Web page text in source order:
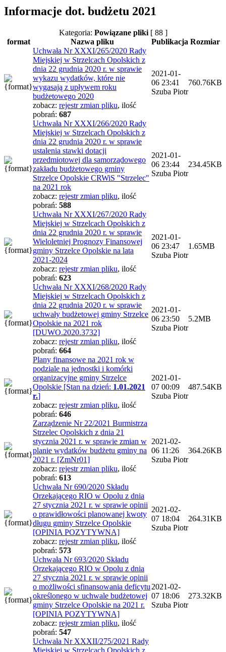
Informacje dot. budżetu 2021
Kategoria: Powiązane pliki[ 88 ]
format
Nazwa pliku Publikacja Rozmiar
Uchwała Nr XXXI/265/2020 Rady
Miejskiej w Strzelcach Opolskich z
dnia 22 grudnia 2020 r. w sprawie
wykazu wydatków, które nie
wygasają z upływem roku
budżetowego 2020
zobacz: rejestr zmian pliku, ilość
pobrań: 687
2021-01-
06 23:41
Szuba Piotr
760.76KB
Uchwała Nr XXXI/266/2020 Rady
Miejskiej w Strzelcach Opolskich z
dnia 22 grudnia 2020 r. w sprawie
ustalenia stawki dotacji
przedmiotowej dla samorządowego
zakładu budżetowego gminy
Strzelce Opolskie CRWiS "Strzelec"
na 2021 rok
zobacz: rejestr zmian pliku, ilość
pobrań: 588
2021-01-
06 23:44
Szuba Piotr
234.45KB
Uchwała Nr XXXI/267/2020 Rady
Miejskiej w Strzelcach Opolskich z
dnia 22 grudnia 2020 r. w sprawie
Wieloletniej Prognozy Finansowej
gminy Strzelce Opolskie na lata
2021-2024
zobacz: rejestr zmian pliku, ilość
pobrań: 623
2021-01-
06 23:47
Szuba Piotr
1.65MB
Uchwała Nr XXXI/268/2020 Rady
Miejskiej w Strzelcach Opolskich z
dnia 22 grudnia 2020 r. w sprawie
uchwały budżetowej gminy Strzelce
Opolskie na 2021 rok
[DUWO.2020.3732]
zobacz: rejestr zmian pliku, ilość
pobrań: 664
2021-01-
06 23:50
Szuba Piotr
5.2MB
Plany finansowe na 2021 rok w
podziale na jednostki i komórki
organizacyjne gminy Strzelce
Opolskie [Stan na dzień: 1.01.2021
r.]
zobacz: rejestr zmian pliku, ilość
pobrań: 646
2021-01-
07 00:09
Szuba Piotr
487.54KB
Zarządzenie Nr 22/2021 Burmistrza
Strzelec Opolskich z dnia 21
stycznia 2021 r. w sprawie zmian w
planie wydatków budżetu gminy na
2021 r. [ZmNr01]
zobacz: rejestr zmian pliku, ilość
pobrań: 613
2021-02-
06 11:26
Szuba Piotr
364.26KB
Uchwała Nr 690/2020 Składu
Orzekającego RIO w Opolu z dnia
27 stycznia 2021 r. w sprawie opinii
o prawidłowości planowanej kwoty
długu gminy Strzelce Opolskie
[OPINIA POZYTYWNA]
zobacz: rejestr zmian pliku, ilość
pobrań: 573
2021-02-
07 18:04
Szuba Piotr
264.31KB
Uchwała Nr 693/2020 Składu
Orzekającego RIO w Opolu z dnia
27 stycznia 2021 r. w sprawie opinii
o możliwości sfinansowania deficytu
określonego w uchwale budżetowej
gminy Strzelce Opolskie na 2021 r.
[OPINIA POZYTYWNA]
zobacz: rejestr zmian pliku, ilość
pobrań: 547
2021-02-
07 18:06
Szuba Piotr
273.32KB
Uchwała Nr XXXII/275/2021 Rady
Miejskiej w Strzelcach Opolskich z